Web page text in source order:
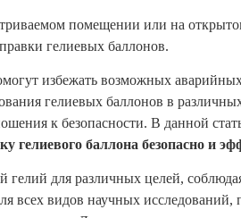
помещении или на
гелиевых баллонов.
избежать возможных
гелиевых баллонов в
к безопасности. В данной
гелиевого баллона безопасно и
гелий для различных целей,
всех видов научных исследований,